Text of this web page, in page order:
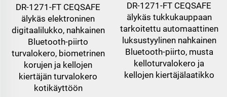
DR-1271-FT CEQSAFE
älykäs elektroninen
digitaalilukko, nahkainen
Bluetooth-piirto
turvalokero, biometrinen
korujen ja kellojen
kiertäjän turvalokero
kotikäyttöön
DR-1271-FT CEQSAFE
älykäs tukkukauppaan
tarkoitettu automaattinen
luksustyylinen nahkainen
Bluetooth-piirto, musta
kelloturvalokero ja
kellojen kiertäjälaatikko